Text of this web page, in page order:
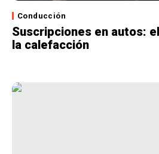
Conducción
Suscripciones en autos:
la calefacción